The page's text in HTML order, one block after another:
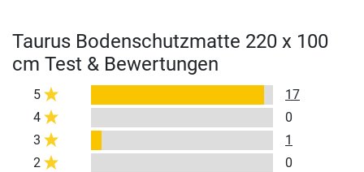
Taurus Bodenschutzmatte 220 x 100
cm Test & Bewertungen
5
17
4
0
3
1
2
0